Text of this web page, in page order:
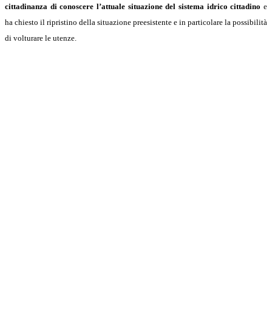
cittadinanza di conoscere l’attuale situazione del sistema idrico cittadino e
ha chiesto il ripristino della situazione preesistente e in particolare la possibilità
di volturare le utenze.